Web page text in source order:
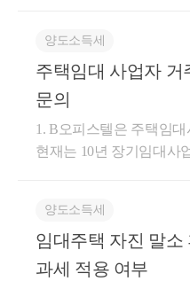
4. 결론
이 건 심판청구
조 및 제65조 제
도움이 되셨길 바
좋은 하루 보내세요!
ㆍ취득재화를 공급한 경
특수관계인으로부터 부
하게 감소시킬 것으로 인
랍니다. 감사합니다.좋
및 방문상담은 직접02-
사 플랫폼 '택슬리' 상담
상담)- 전문가 플랫폼 '아
한을 적용하지 않는 것입
동산-1122(2020.09.28)[
동산납세과-1127[제 목]
일반주택의 대체주택 비
속주택과 일반주택을 각
가 일반주택의 주택재건
기존해석사례인 “재산세
법령해석재산-0780,
다.○ 재산세과-2969,
에 거주주택을 양도하는
같은 조 제20항을 적용
관계’19. 7.A주택 취득
(아파트, 단기)’22.11.B주택 자진말소
2이 지나 민특법§6①(11)
질의요지 - 자진말소한
게 증여한 후 임대주택
건 이상의 세금 상담 및
뿐 아니라, 취학, 질변,
함이 된다고 명시하고 있
언급이 되어있지 않습니
세법, 경매학원 강의, 양
로 블로그 운영 중입니다.
의에 도움이 되셨으면 좋
양도소득세
주택임대 사업자 거
문의
1. B오피스텔은 주택임
현재는 10년 장기임대사
수 있습니다. 기재하신
거주주택 비과세를 받고,
로 의무임대기간을 충족
양도소득세
임대주택 자진 말소
과세 적용 여부